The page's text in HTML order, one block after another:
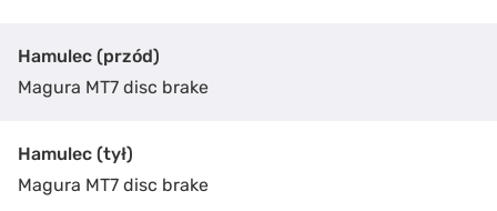
Hamulec (przód)
Magura MT7 disc brake
Hamulec (tył)
Magura MT7 disc brake